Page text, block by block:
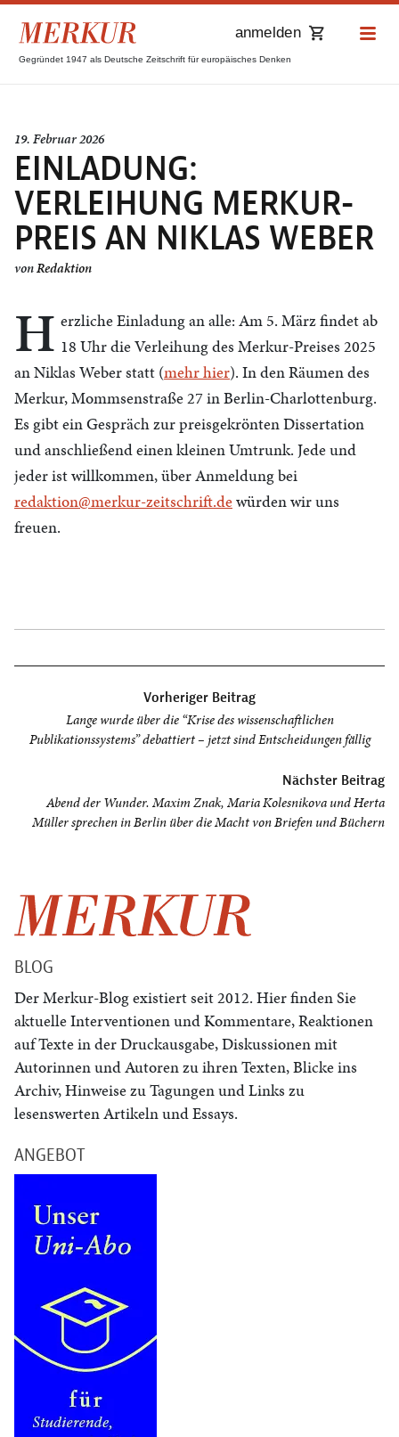
Gegründet 1947 als Deutsche Zeitschrift für europäisches Denken
anmelden
19. Februar 2026
EINLADUNG:
VERLEIHUNG MERKUR-
PREIS AN NIKLAS WEBER
vonRedaktion
H erzliche Einladung an alle: Am 5. März findet ab
18 Uhr die Verleihung des Merkur-Preises 2025
an Niklas Weber statt (mehr hier). In den Räumen des
Merkur, Mommsenstraße 27 in Berlin-Charlottenburg.
Es gibt ein Gespräch zur preisgekrönten Dissertation
und anschließend einen kleinen Umtrunk. Jede und
jeder ist willkommen, über Anmeldung bei
redaktion@merkur-zeitschrift.dewürden wir uns
freuen.
Vorheriger Beitrag
Lange wurde über die “Krise des wissenschaftlichen
Publikationssystems” debattiert – jetzt sind Entscheidungen fällig
Nächster Beitrag
Abend der Wunder. Maxim Znak, Maria Kolesnikova und Herta
Müller sprechen in Berlin über die Macht von Briefen und Büchern
BLOG
Der Merkur-Blog existiert seit 2012. Hier finden Sie
aktuelle Interventionen und Kommentare, Reaktionen
auf Texte in der Druckausgabe, Diskussionen mit
Autorinnen und Autoren zu ihren Texten, Blicke ins
Archiv, Hinweise zu Tagungen und Links zu
lesenswerten Artikeln und Essays.
ANGEBOT